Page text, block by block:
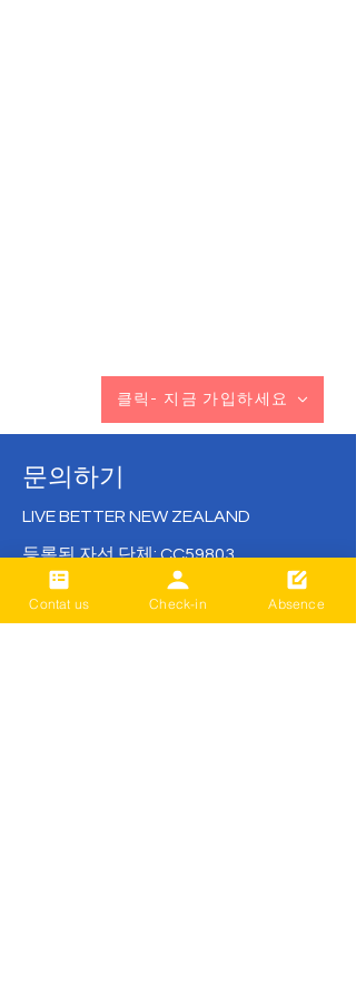
​클릭- 지금 가입하세요
문의하기
LIVE BETTER NEW ZEALAND
등록된 자선 단체: CC59803
*Donation or Class Fee: Payments can
be made directly via bank transfer with
Contat us Check-in Absence